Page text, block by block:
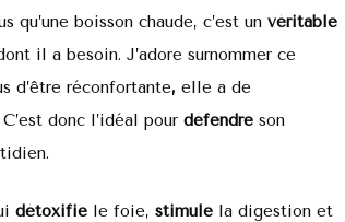
qu’une boisson chaude, c’est un véritable
il a besoin. J’adore surnommer ce
d’être réconfortante, elle a de
C’est donc l’idéal pour défendre son
détoxifie le foie, stimule la digestion et